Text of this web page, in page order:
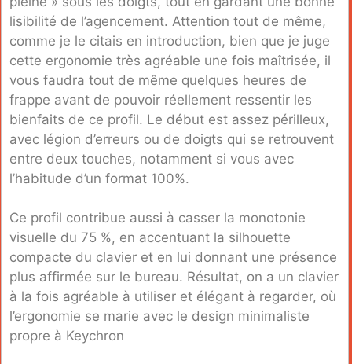
lisibilité de l’agencement. Attention tout de même,
comme je le citais en introduction, bien que je juge
cette ergonomie très agréable une fois maîtrisée, il
vous faudra tout de même quelques heures de
frappe avant de pouvoir réellement ressentir les
bienfaits de ce profil. Le début est assez périlleux,
avec légion d’erreurs ou de doigts qui se retrouvent
entre deux touches, notamment si vous avec
l’habitude d’un format 100%.
Ce profil contribue aussi à casser la monotonie
visuelle du 75 %, en accentuant la silhouette
compacte du clavier et en lui donnant une présence
plus affirmée sur le bureau. Résultat, on a un clavier
à la fois agréable à utiliser et élégant à regarder, où
l’ergonomie se marie avec le design minimaliste
propre à Keychron